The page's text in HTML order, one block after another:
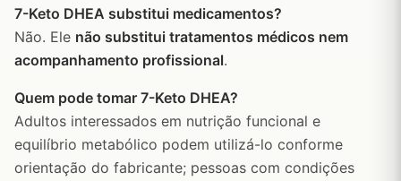
7-Keto DHEA substitui medicamentos?
Não. Ele não substitui tratamentos médicos nem
acompanhamento profissional.
Quem pode tomar 7-Keto DHEA?
Adultos interessados em nutrição funcional e
equilíbrio metabólico podem utilizá-lo conforme
orientação do fabricante; pessoas com condições